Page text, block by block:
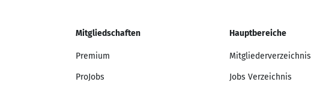
Mitgliedschaften
Premium
ProJobs
Hauptbereiche
Mitgliederverzeichnis
Jobs Verzeichnis